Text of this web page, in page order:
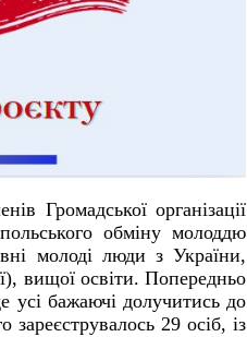
Громадської організації
обміну молоддю
молоді люди з України,
вищої освіти. Попередньо
усі бажаючі долучитись до
29 осіб, із